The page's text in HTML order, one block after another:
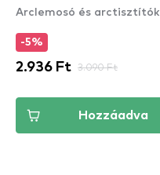
vitaminnal
Arclemosó és arctisztítók
-5%
2.936 Ft 3.090 Ft
Hozzáadva